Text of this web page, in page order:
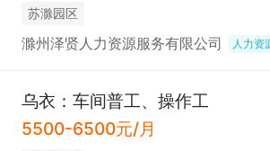
苏滁园区
滁州泽贤人力资源服务有限公司 人力资
乌衣：车间普工、操作工
5500-6500元/月